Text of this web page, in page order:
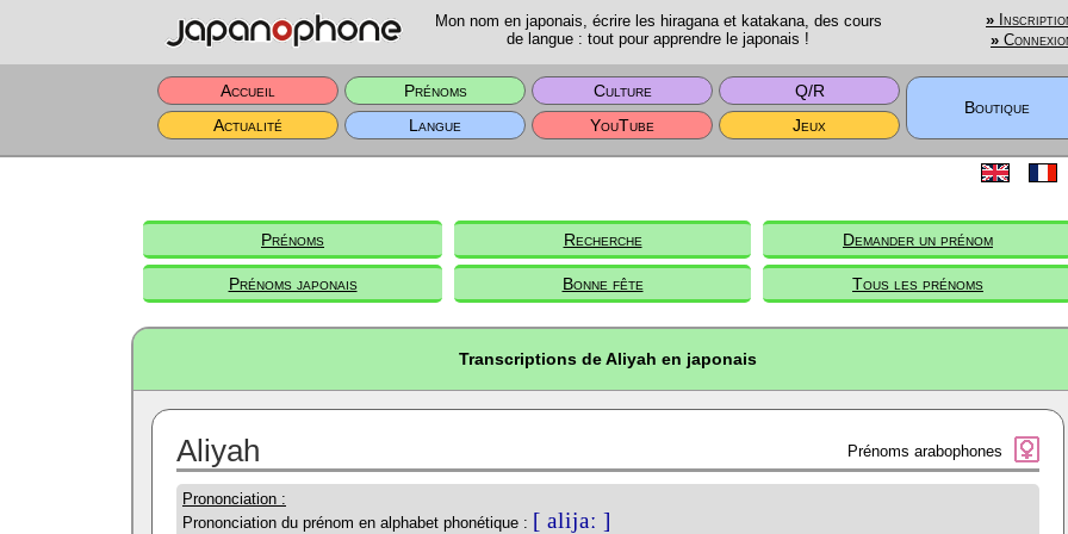
Mon nom en japonais, écrire les hiragana et katakana, des cours
de langue : tout pour apprendre le japonais !
»
»
Accueil Prénoms Culture
Q/R
Boutique
Actualité
Langue YouTube Jeux
Prénoms Recherche Demander un prénom
Prénoms japonais Bonne fête Tous les prénoms
Transcriptions de Aliyah en japonais
Aliyah Prénoms arabophones
Prononciation :
Prononciation du prénom en alphabet phonétique : [ alijaː ]